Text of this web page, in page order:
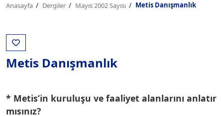
Anasayfa Dergiler Mayıs 2002 Sayısı Metis Danışmanlık
Metis Danışmanlık
* Metis’in kuruluşu ve faaliyet alanlarını anlatır
mısınız?